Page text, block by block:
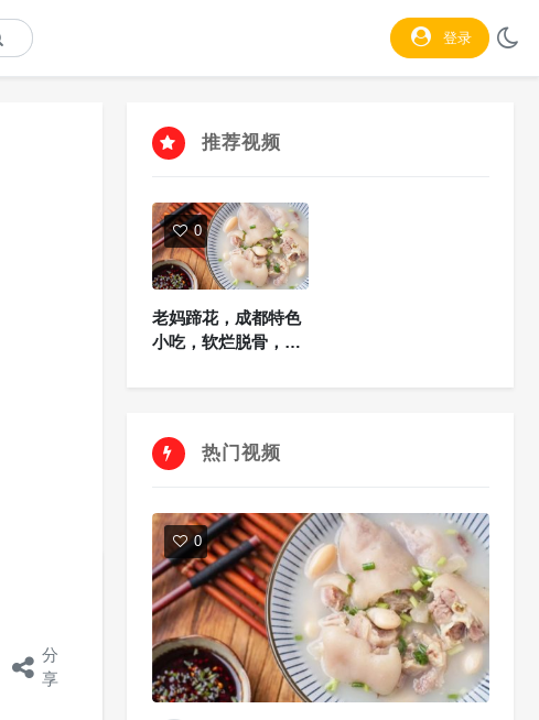
登录
分
享
推荐视频
0
老妈蹄花，成都特色
小吃，软烂脱骨，入
热门视频
0